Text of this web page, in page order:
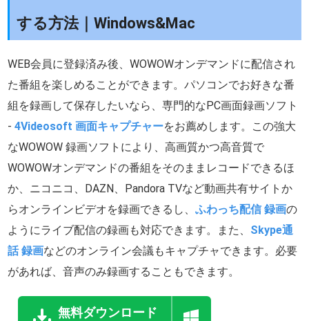
する方法｜Windows&Mac
WEB会員に登録済み後、WOWOWオンデマンドに配信され
た番組を楽しめることができます。パソコンでお好きな番
組を録画して保存したいなら、専門的なPC画面録画ソフト
-4Videosoft 画面キャプチャーをお薦めします。この強大
なWOWOW 録画ソフトにより、高画質かつ高音質で
WOWOWオンデマンドの番組をそのままレコードできるほ
か、ニコニコ、DAZN、Pandora TVなど動画共有サイトか
らオンラインビデオを録画できるし、ふわっち配信 録画の
ようにライブ配信の録画も対応できます。また、 Skype通
話 録画などのオンライン会議もキャプチャできます。必要
があれば、音声のみ録画することもできます。
無料ダウンロード